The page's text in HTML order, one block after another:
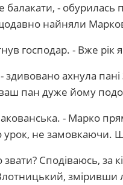
- обурилась
найняли
господар. - Вже рік
ахнула
пан дуже йому
- Марко
урок, не замовкаючи.
звати? Сподіваюсь, за
зміривши